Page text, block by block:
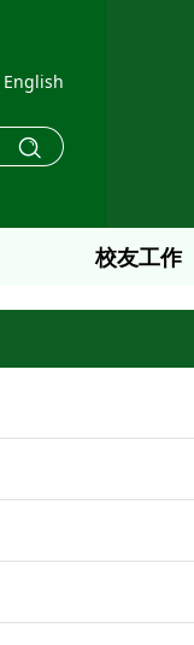
English
校友工作